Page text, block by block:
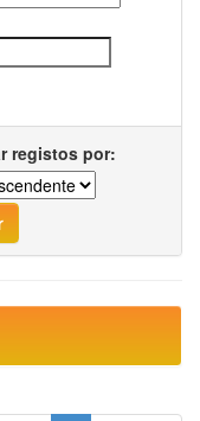
registos por: